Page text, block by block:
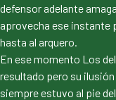
defensor adelante
aprovecha ese instante
hasta al arquero.
En ese momento Los
resultado pero su
siempre estuvo al pie